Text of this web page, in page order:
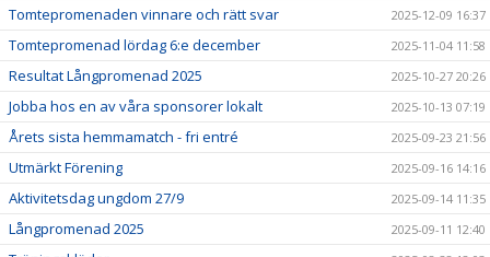
Tomtepromenaden vinnare och rätt svar 2025-12-09 16:37
Tomtepromenad lördag 6:e december 2025-11-04 11:58
Resultat Långpromenad 2025 2025-10-27 20:26
Jobba hos en av våra sponsorer lokalt 2025-10-13 07:19
Årets sista hemmamatch - fri entré 2025-09-23 21:56
Utmärkt Förening 2025-09-16 14:16
Aktivitetsdag ungdom 27/9 2025-09-14 11:35
Långpromenad 2025 2025-09-11 12:40